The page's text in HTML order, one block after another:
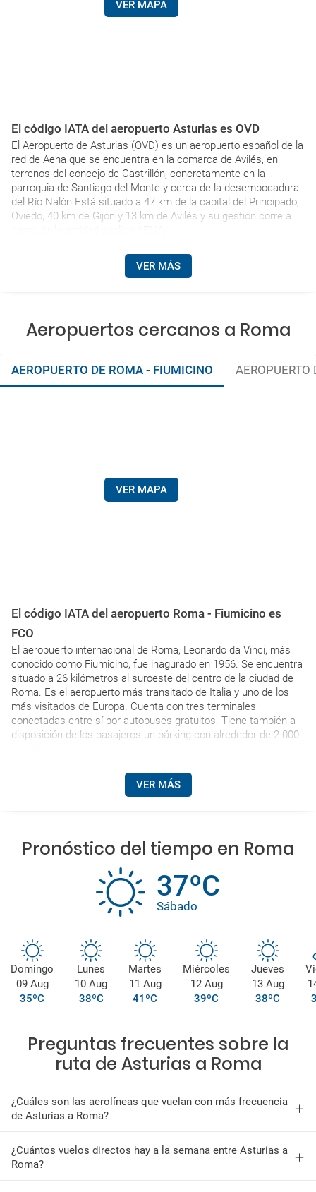
VER MAPA
El código IATA del aeropuerto Asturias es OVD
El Aeropuerto de Asturias (OVD) es un aeropuerto español de la
red de Aena que se encuentra en la comarca de Avilés, en
terrenos del concejo de Castrillón, concretamente en la
parroquia de Santiago del Monte y cerca de la desembocadura
del Río Nalón Está situado a 47 km de la capital del Principado,
Oviedo, 40 km de Gijón y 13 km de Avilés y su gestión corre a
VER MÁS
Aeropuertos cercanos a Roma
AEROPUERTO DE ROMA - FIUMICINO
VER MAPA
El código IATA del aeropuerto Roma - Fiumicino es
FCO
El aeropuerto internacional de Roma, Leonardo da Vinci, más
conocido como Fiumicino, fue inagurado en 1956. Se encuentra
situado a 26 kilómetros al suroeste del centro de la ciudad de
Roma. Es el aeropuerto más transitado de Italia y uno de los
más visitados de Europa. Cuenta con tres terminales,
conectadas entre sí por autobuses gratuitos. Tiene también a
disposición de los pasajeros un párking con alrededor de 2.000
VER MÁS
Pronóstico del tiempo en Roma
37ºC
Sábado
Domingo
09 Aug
35ºC
Lunes
10 Aug
38ºC
Martes
11 Aug
41ºC
Miércoles
12 Aug
39ºC
Jueves
13 Aug
38ºC
Preguntas frecuentes sobre la
ruta de Asturias a Roma
¿Cuáles son las aerolíneas que vuelan con más frecuencia
de Asturias a Roma?
¿Cuántos vuelos directos hay a la semana entre Asturias a
Roma?